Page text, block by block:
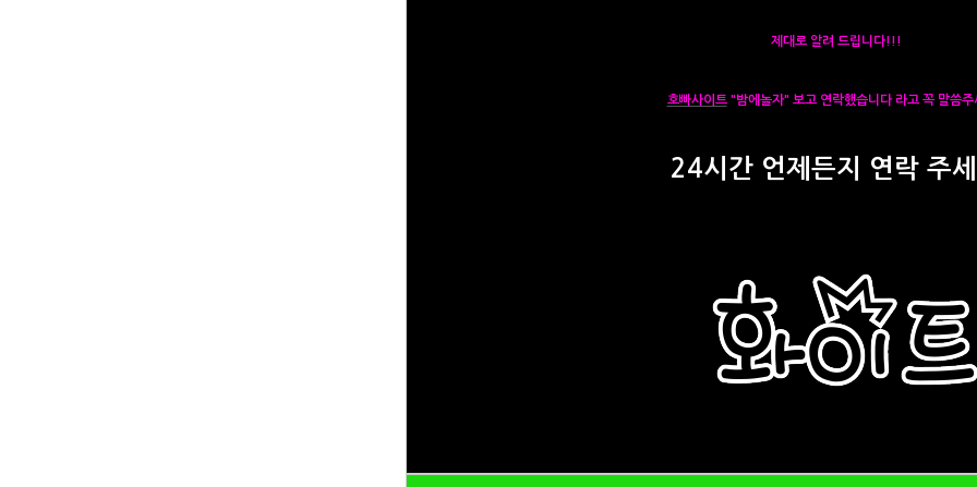
제대로 알려 드립니다!!!
호빠사이트"밤에놀자" 보고 연락했습니다 라고 꼭 말씀주
24시간 언제든지 연락 주